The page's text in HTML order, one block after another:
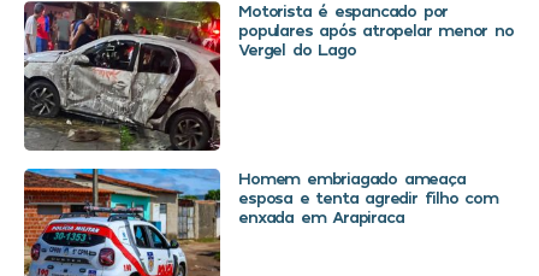
Motorista é espancado por
populares após atropelar menor no
Vergel do Lago
Homem embriagado ameaça
esposa e tenta agredir filho com
enxada em Arapiraca